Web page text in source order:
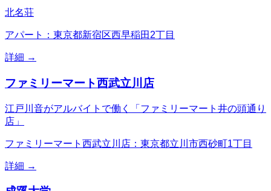
北名荘
アパート：東京都新宿区西早稲田2丁目
詳細 →
ファミリーマート西武立川店
江戸川音がアルバイトで働く「ファミリーマート井の頭通り
店」
ファミリーマート西武立川店：東京都立川市西砂町1丁目
詳細 →